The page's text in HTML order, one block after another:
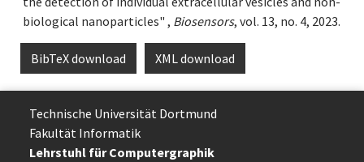
biological nanoparticles" , Biosensors, vol. 13, no. 4, 2023.
BibTeX download XML download
Technische Uni­ver­si­tät Dort­mund
Fakultät Informatik
Lehrstuhl für Computergraphik